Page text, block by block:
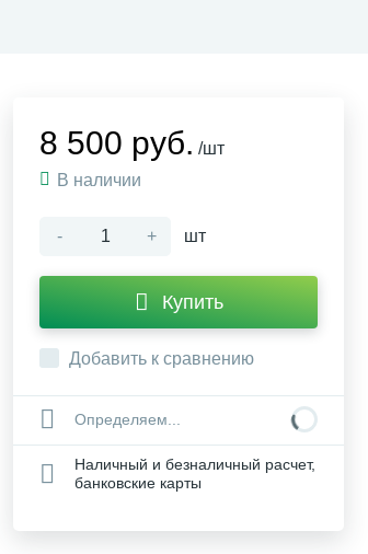
8 500 руб. /шт
В наличии
- + шт
Купить
Добавить к сравнению
Определяем...
Наличный и безналичный расчет,
банковские карты